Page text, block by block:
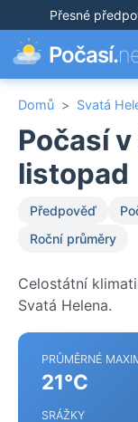
Přesné
Počasí.
Domů > Svatá
Počasí
listopad
Předpověď
Roční průměry
Celostátní
Svatá Helena.
PRŮMĚRNÉ
21°C
SRÁŽKY